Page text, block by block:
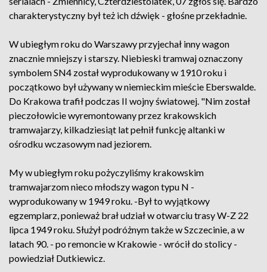
charakterystyczny był też ich dźwięk - głośne przekładnie.
W ubiegłym roku do Warszawy przyjechał inny wagon
znacznie mniejszy i starszy. Niebieski tramwaj oznaczony
symbolem SN4 został wyprodukowany w 1910 roku i
początkowo był używany w niemieckim mieście Eberswalde.
Do Krakowa trafił podczas II wojny światowej. "Nim został
pieczołowicie wyremontowany przez krakowskich
tramwajarzy, kilkadziesiąt lat pełnił funkcję altanki w
ośrodku wczasowym nad jeziorem.
My w ubiegłym roku pożyczyliśmy krakowskim
tramwajarzom nieco młodszy wagon typu N -
wyprodukowany w 1949 roku. -Był to wyjątkowy
egzemplarz, ponieważ brał udział w otwarciu trasy W-Z 22
lipca 1949 roku. Służył podróżnym także w Szczecinie, a w
latach 90. - po remoncie w Krakowie - wrócił do stolicy -
powiedział Dutkiewicz.